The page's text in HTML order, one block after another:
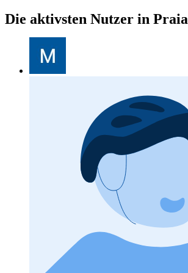
Die aktivsten Nutzer in Praia